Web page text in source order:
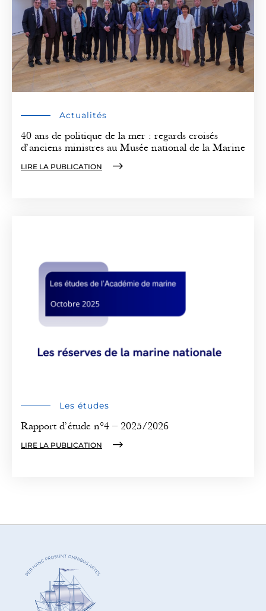
Actualités
40 ans de politique de la mer : regards croisés
d’anciens ministres au Musée national de la Marine
LIRE LA PUBLICATION
Les études
Rapport d’étude n°4 – 2025/2026
LIRE LA PUBLICATION